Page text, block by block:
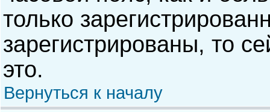
только
зарегистрированы, то
это.
Вернуться к началу